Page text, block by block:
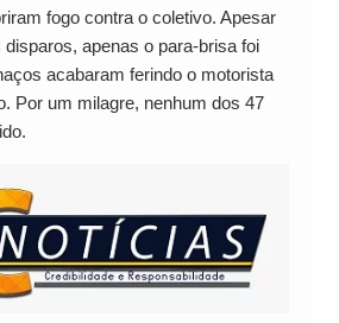
fogo contra o coletivo. Apesar
apenas o para-brisa foi
acabaram ferindo o motorista
Por um milagre, nenhum dos 47